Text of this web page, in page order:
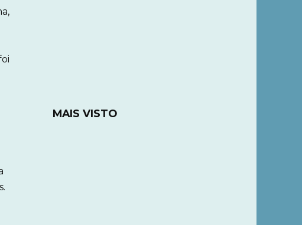
MAIS VISTO